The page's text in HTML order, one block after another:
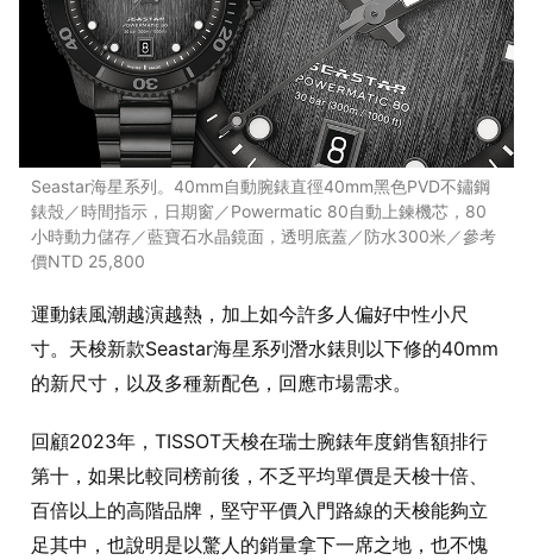
Seastar海星系列。40mm自動腕錶直徑40mm黑色PVD不鏽鋼
錶殼／時間指示，日期窗／Powermatic 80自動上鍊機芯，80
小時動力儲存／藍寶石水晶鏡面，透明底蓋／防水300米／參考
價NTD 25,800
運動錶風潮越演越熱，加上如今許多人偏好中性小尺
寸。天梭新款Seastar海星系列潛水錶則以下修的40mm
的新尺寸，以及多種新配色，回應市場需求。
回顧2023年，TISSOT天梭在瑞士腕錶年度銷售額排行
第十，如果比較同榜前後，不乏平均單價是天梭十倍、
百倍以上的高階品牌，堅守平價入門路線的天梭能夠立
足其中，也說明是以驚人的銷量拿下一席之地，也不愧